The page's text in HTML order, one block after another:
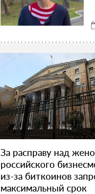
За расправу над
российского
из-за биткоинов
максимальный срок